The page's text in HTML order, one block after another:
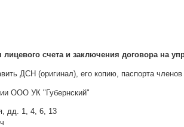
счета и заключения договора на
ДСН (оригинал), его копию, паспорта
ООО УК "Губернский"
дд. 1, 4, 6, 13